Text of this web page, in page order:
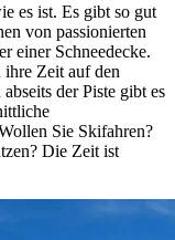
es ist. Es gibt so gut
von passionierten
einer Schneedecke.
Zeit auf den
der Piste gibt es
Sie Skifahren?
Die Zeit ist